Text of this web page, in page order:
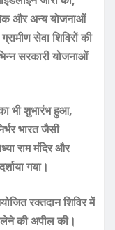
चेक और अन्य योजनाओं
सेवा शिविरों की
सरकारी योजनाओं
भी शुभारंभ हुआ,
भारत जैसी
राम मंदिर और
गया।
रक्तदान शिविर में
की अपील की।